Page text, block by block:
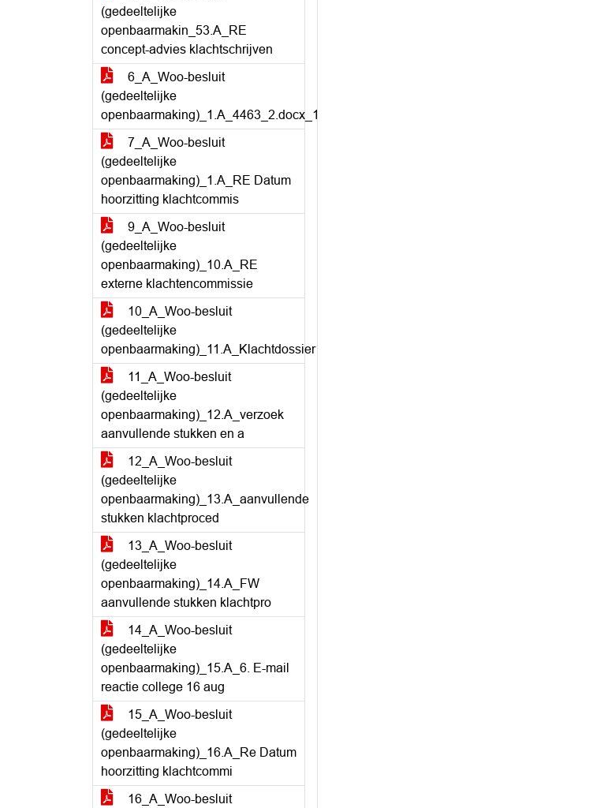
(gedeeltelijke
openbaarmakin_53.A_RE
concept-advies klachtschrijven
6_A_Woo-besluit
(gedeeltelijke
openbaarmaking)_1.A_4463_2.docx_1
7_A_Woo-besluit
(gedeeltelijke
openbaarmaking)_1.A_RE Datum
hoorzitting klachtcommis
9_A_Woo-besluit
(gedeeltelijke
openbaarmaking)_10.A_RE
externe klachtencommissie
10_A_Woo-besluit
(gedeeltelijke
openbaarmaking)_11.A_Klachtdossier
11_A_Woo-besluit
(gedeeltelijke
openbaarmaking)_12.A_verzoek
aanvullende stukken en a
12_A_Woo-besluit
(gedeeltelijke
openbaarmaking)_13.A_aanvullende
stukken klachtproced
13_A_Woo-besluit
(gedeeltelijke
openbaarmaking)_14.A_FW
aanvullende stukken klachtpro
14_A_Woo-besluit
(gedeeltelijke
openbaarmaking)_15.A_6. E-mail
reactie college 16 aug
15_A_Woo-besluit
(gedeeltelijke
openbaarmaking)_16.A_Re Datum
hoorzitting klachtcommi
16_A_Woo-besluit